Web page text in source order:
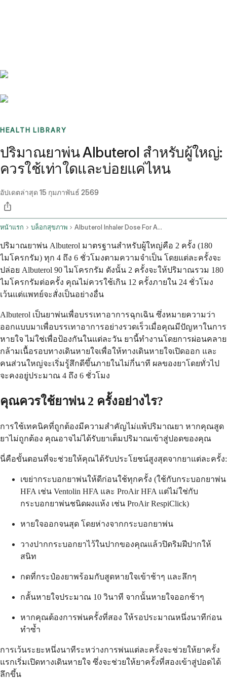
HEALTH LIBRARY
ปริมาณยาพ่น Albuterol สำหรับผู้ใหญ่:
ควรใช้เท่าใดและบ่อยแค่ไหน
อัปเดตล่าสุด 15 กุมภาพันธ์ 2569
หน้าแรก บล็อกสุขภาพ Albuterol Inhaler Dose For Adults
ปริมาณยาพ่น Albuterol มาตรฐานสำหรับผู้ใหญ่คือ 2 ครั้ง (180
ไมโครกรัม) ทุก 4 ถึง 6 ชั่วโมงตามความจำเป็น โดยแต่ละครั้งจะ
ปล่อย Albuterol 90 ไมโครกรัม ดังนั้น 2 ครั้งจะให้ปริมาณรวม 180
ไมโครกรัมต่อครั้ง คุณไม่ควรใช้เกิน 12 ครั้งภายใน 24 ชั่วโมง
เว้นแต่แพทย์จะสั่งเป็นอย่างอื่น
Albuterol เป็นยาพ่นเพื่อบรรเทาอาการฉุกเฉิน ซึ่งหมายความว่า
ออกแบบมาเพื่อบรรเทาอาการอย่างรวดเร็วเมื่อคุณมีปัญหาในการ
หายใจ ไม่ใช่เพื่อป้องกันในแต่ละวัน ยานี้ทำงานโดยการผ่อนคลาย
กล้ามเนื้อรอบทางเดินหายใจเพื่อให้ทางเดินหายใจเปิดออก และ
คนส่วนใหญ่จะเริ่มรู้สึกดีขึ้นภายในไม่กี่นาที ผลของยาโดยทั่วไป
จะคงอยู่ประมาณ 4 ถึง 6 ชั่วโมง
คุณควรใช้ยาพ่น 2 ครั้งอย่างไร?
การใช้เทคนิคที่ถูกต้องมีความสำคัญไม่แพ้ปริมาณยา หากคุณสูด
ยาไม่ถูกต้อง คุณอาจไม่ได้รับยาเต็มปริมาณเข้าสู่ปอดของคุณ
นี่คือขั้นตอนที่จะช่วยให้คุณได้รับประโยชน์สูงสุดจากยาแต่ละครั้ง:
เขย่ากระบอกยาพ่นให้ดีก่อนใช้ทุกครั้ง (ใช้กับกระบอกยาพ่น
HFA เช่น Ventolin HFA และ ProAir HFA แต่ไม่ใช่กับ
กระบอกยาพ่นชนิดผงแห้ง เช่น ProAir RespiClick)
หายใจออกจนสุด โดยห่างจากกระบอกยาพ่น
วางปากกระบอกยาไว้ในปากของคุณแล้วปิดริมฝีปากให้
สนิท
กดที่กระป๋องยาพร้อมกับสูดหายใจเข้าช้าๆ และลึกๆ
กลั้นหายใจประมาณ 10 วินาที จากนั้นหายใจออกช้าๆ
หากคุณต้องการพ่นครั้งที่สอง ให้รอประมาณหนึ่งนาทีก่อน
ทำซ้ำ
การเว้นระยะหนึ่งนาทีระหว่างการพ่นแต่ละครั้งจะช่วยให้ยาครั้ง
แรกเริ่มเปิดทางเดินหายใจ ซึ่งจะช่วยให้ยาครั้งที่สองเข้าสู่ปอดได้
ลึกขึ้น